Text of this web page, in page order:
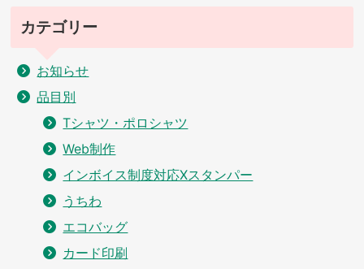
カテゴリー
お知らせ
品目別
Tシャツ・ポロシャツ
Web制作
インボイス制度対応Xスタンパー
うちわ
エコバッグ
カード印刷